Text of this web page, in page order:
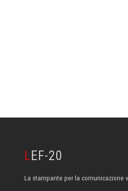
LEF-20
La stampante per la comunicazione